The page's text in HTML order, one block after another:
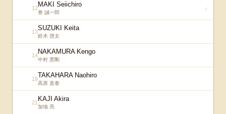
12MAKI Seiichiro
巻 誠一郎
↓
13SUZUKI Keita
鈴木 啓太
14NAKAMURA Kengo
中村 憲剛
19TAKAHARA Naohiro
高原 直泰
21 KAJI Akira
加地 亮